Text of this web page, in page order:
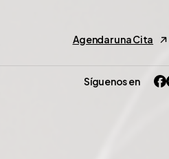
Agendar una Cita
Síguenos en